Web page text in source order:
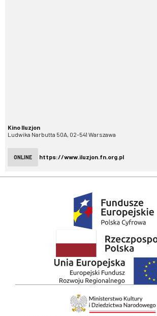
Kino Iluzjon
Ludwika Narbutta 50A, 02-541 Warszawa
ONLINE https://www.iluzjon.fn.org.pl